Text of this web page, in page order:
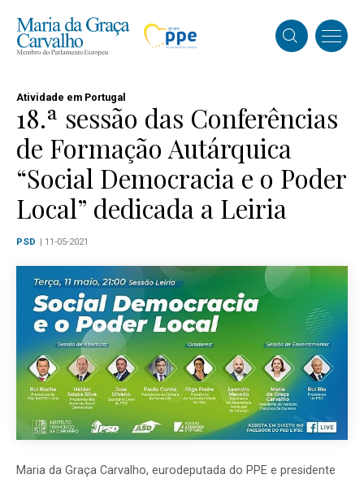
Atividade em Portugal
18.ª sessão das Conferências
de Formação Autárquica
“Social Democracia e o Poder
Local” dedicada a Leiria
PSD | 11-05-2021
Maria da Graça Carvalho, eurodeputada do PPE e presidente